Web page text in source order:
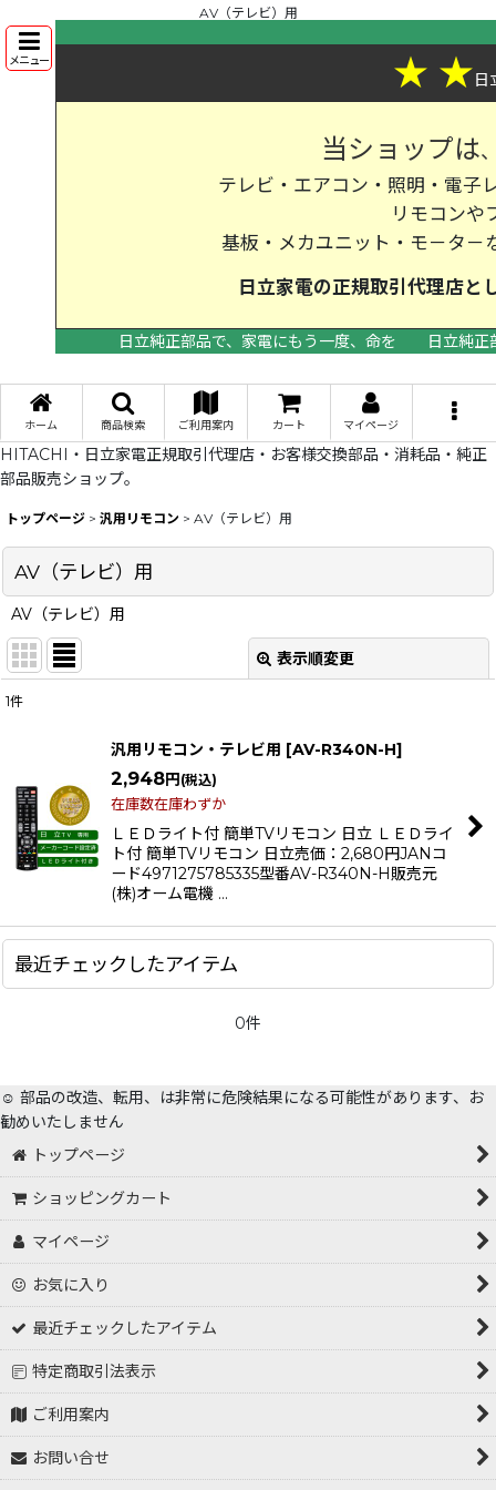
AV（テレビ）用
メニュー ★ ★日
当ショップは
テレビ・エアコン・照明・電子
リモコンや
基板・メカユニット・モ－タ－
日立家電の正規取引代理店
日立純正部品で、家電にもう一度、命を
日立純
ホーム 商品検索 ご利用案内 カート マイページ
HITACHI・日立家電正規取引代理店・お客様交換部品・消耗品・純正
部品販売ショップ。
トップページ > 汎用リモコン > AV（テレビ）用
AV（テレビ）用
AV（テレビ）用
表示順変更
並び順:
絞り込む
1件
汎用リモコン・テレビ用 [AV-R340N-H]
2,948円 (税込)
在庫数在庫わずか
ＬＥＤライト付 簡単TVリモコン 日立 ＬＥＤライ
ト付 簡単TVリモコン 日立売価：2,680円JANコ
ード4971275785335型番AV-R340N-H販売元
(株)オーム電機 …
最近チェックしたアイテム
0件
☺️ 部品の改造、転用、は非常に危険結果になる可能性があります、お
勧めいたしません
トップページ
ショッピングカート
マイページ
お気に入り
最近チェックしたアイテム
特定商取引法表示
ご利用案内
お問い合せ